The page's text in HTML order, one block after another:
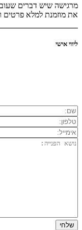
מרגישה שיש דברים
את מוזמנת למלא פרטים
ליווי אישי